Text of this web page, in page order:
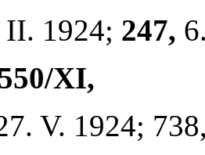
II. 1924; 247,
XI,
V. 1924;